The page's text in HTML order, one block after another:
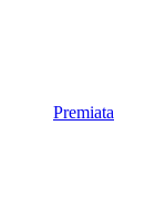
Premiata